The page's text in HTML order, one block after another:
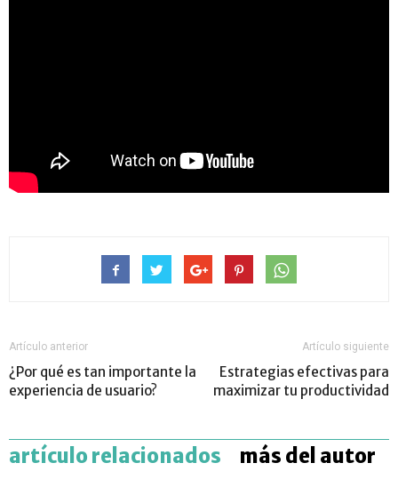
Artículo anterior
¿Por qué es tan importante la
experiencia de usuario?
Artículo siguiente
Estrategias efectivas para
maximizar tu productividad
artículo relacionados más del autor